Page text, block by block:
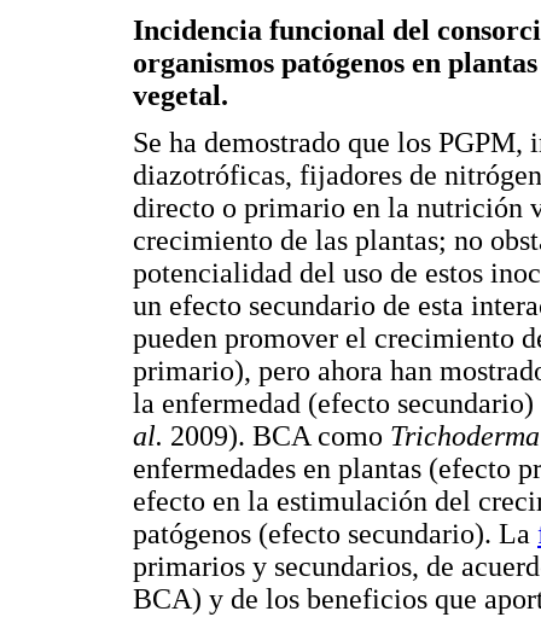
Incidencia funcional del
organismos patógenos en
vegetal.
Se ha demostrado que los
diazotróficas, fijadores de
directo o primario en la nutrición
crecimiento de las plantas; no
potencialidad del uso de estos
un efecto secundario de esta
pueden promover el crecimiento
primario), pero ahora han
la enfermedad (efecto
al. 2009). BCA como Trichoderma
enfermedades en plantas (efecto
efecto en la estimulación del
patógenos (efecto secundario). La
primarios y secundarios, de
BCA) y de los beneficios que